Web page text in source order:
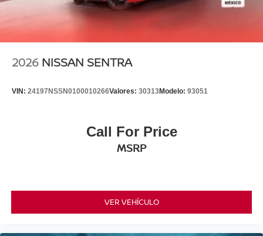
2026 NISSAN SENTRA
VIN: 24197NSSN0100010266Valores: 30313Modelo: 93051
Call For Price
MSRP
VER VEHÍCULO